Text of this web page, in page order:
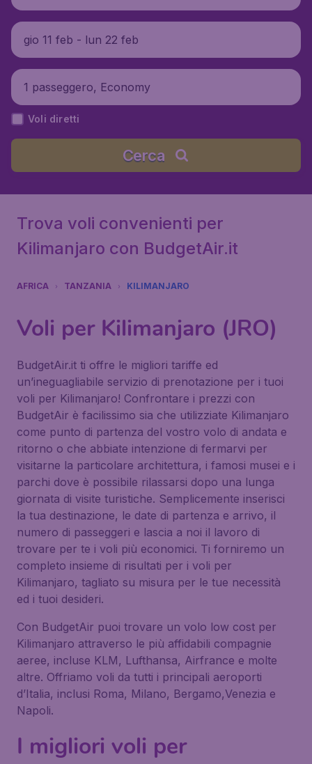
el Kilimangiaro), Tanzania
gio 11 feb - lun 22 feb
1 passeggero, Economy
Voli diretti
Cerca
Trova voli convenienti per
Kilimanjaro con BudgetAir.it
AFRICA TANZANIA KILIMANJARO
Voli per Kilimanjaro (JRO)
BudgetAir.it ti offre le migliori tariffe ed
un’ineguagliabile servizio di prenotazione per i tuoi
voli per Kilimanjaro! Confrontare i prezzi con
BudgetAir è facilissimo sia che utilizziate Kilimanjaro
come punto di partenza del vostro volo di andata e
ritorno o che abbiate intenzione di fermarvi per
visitarne la particolare architettura, i famosi musei e i
parchi dove è possibile rilassarsi dopo una lunga
giornata di visite turistiche. Semplicemente inserisci
la tua destinazione, le date di partenza e arrivo, il
numero di passeggeri e lascia a noi il lavoro di
trovare per te i voli più economici. Ti forniremo un
completo insieme di risultati per i voli per
Kilimanjaro, tagliato su misura per le tue necessità
ed i tuoi desideri.
Con BudgetAir puoi trovare un volo low cost per
Kilimanjaro attraverso le più affidabili compagnie
aeree, incluse KLM, Lufthansa, Airfrance e molte
altre. Offriamo voli da tutti i principali aeroporti
d’Italia, inclusi Roma, Milano, Bergamo,Venezia e
Napoli.
I migliori voli per